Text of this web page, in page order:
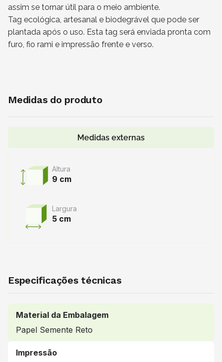
assim se tornar útil para o meio ambiente.
Tag ecológica, artesanal e biodegrável que pode ser
plantada após o uso. Esta tag será enviada pronta com
furo, fio rami e impressão frente e verso.
Medidas do produto
Medidas externas
Altura
9 cm
Largura
5 cm
Especificações técnicas
Material da Embalagem
Papel Semente Reto
Impressão